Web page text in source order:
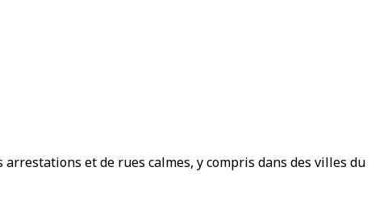
et de rues calmes, y compris dans des villes du